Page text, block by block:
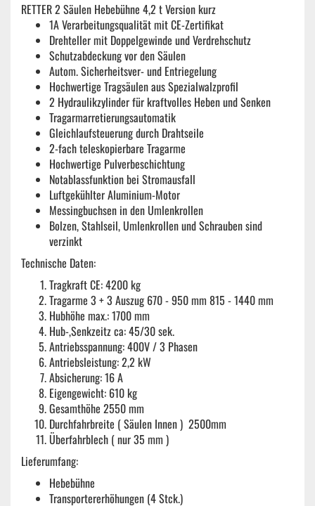
RETTER 2 Säulen Hebebühne 4,2 t Version kurz
1A Verarbeitungsqualität mit CE-Zertifikat
Drehteller mit Doppelgewinde und Verdrehschutz
Schutzabdeckung vor den Säulen
Autom. Sicherheitsver- und Entriegelung
Hochwertige Tragsäulen aus Spezialwalzprofil
2 Hydraulikzylinder für kraftvolles Heben und Senken
Tragarmarretierungsautomatik
Gleichlaufsteuerung durch Drahtseile
2-fach teleskopierbare Tragarme
Hochwertige Pulverbeschichtung
Notablassfunktion bei Stromausfall
Luftgekühlter Aluminium-Motor
Messingbuchsen in den Umlenkrollen
Bolzen, Stahlseil, Umlenkrollen und Schrauben sind
verzinkt
Technische Daten:
Tragkraft CE: 4200 kg
Tragarme 3 + 3 Auszug 670 - 950 mm 815 - 1440 mm
Hubhöhe max.: 1700 mm
Hub-,Senkzeitz ca: 45/30 sek.
Antriebsspannung: 400V / 3 Phasen
Antriebsleistung: 2,2 kW
Absicherung: 16 A
Eigengewicht: 610 kg
Gesamthöhe 2550 mm
Durchfahrbreite ( Säulen Innen ) 2500mm
Überfahrblech ( nur 35 mm )
Lieferumfang:
Hebebühne
Transportererhöhungen (4 Stck.)